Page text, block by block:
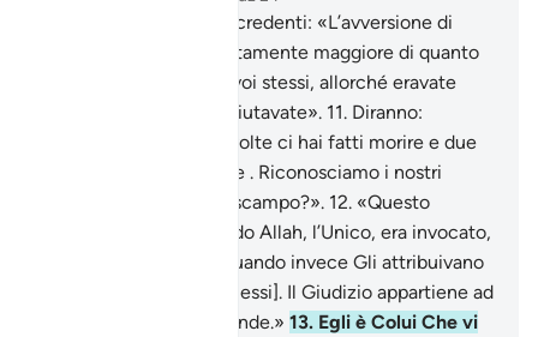
Verrà gridato ai miscredenti: «L’avversione di
Allah verso di voi è certamente maggiore di quanto
lo era la vostra contro voi stessi, allorché eravate
invitati alla fede e la rifiutavate». 11. Diranno:
«Nostro Signore, due volte ci hai fatti morire e due
volte ci hai fatti rivivere . Riconosciamo i nostri
peccati, c’è una via di scampo?». 12. «Questo
[avviene] perché quando Allah, l’Unico, era invocato,
restavate increduli e quando invece Gli attribuivano
associati credevate [in essi]. Il Giudizio appartiene ad
Allah, l’Altissimo, il Grande.» 13. Egli è Colui Che vi